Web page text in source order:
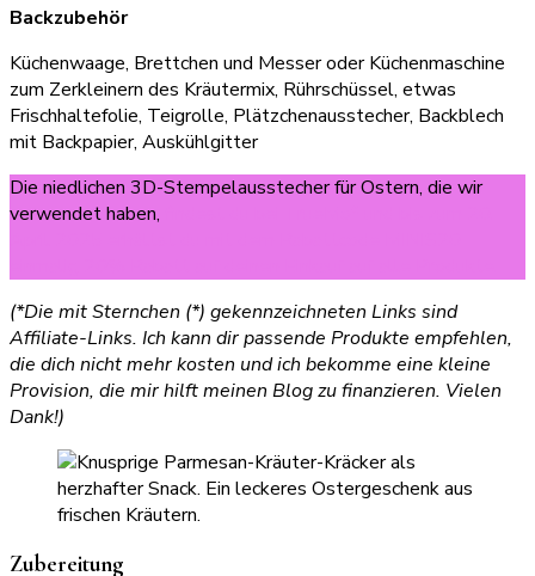
Backzubehör
Küchenwaage, Brettchen und Messer oder Küchenmaschine
zum Zerkleinern des Kräutermix, Rührschüssel, etwas
Frischhaltefolie, Teigrolle, Plätzchenausstecher, Backblech
mit Backpapier, Auskühlgitter
Die niedlichen 3D-Stempelausstecher für Ostern, die wir
verwendet haben,
(*Die mit Sternchen (*) gekennzeichneten Links sind
Affiliate-Links. Ich kann dir passende Produkte empfehlen,
die dich nicht mehr kosten und ich bekomme eine kleine
Provision, die mir hilft meinen Blog zu finanzieren. Vielen
Dank!)
Zubereitung